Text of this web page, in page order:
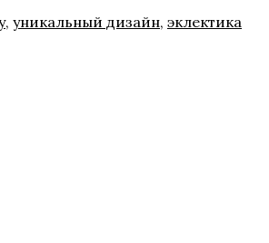
, уникальный дизайн, эклектика